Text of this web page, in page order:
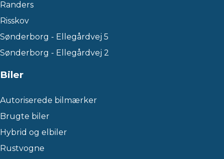
Randers
Risskov
Sønderborg - Ellegårdvej 5
Sønderborg - Ellegårdvej 2
Biler
Autoriserede bilmærker
Brugte biler
Hybrid og elbiler
Rustvogne